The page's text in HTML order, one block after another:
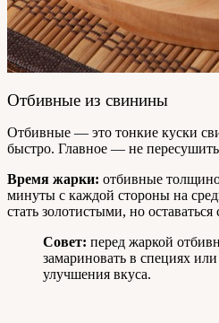
Отбивные из свинины
Отбивные — это тонкие куски
быстро. Главное — не
Время жарки: отбивные
минуты с каждой стороны на
стать золотистыми, но
Совет: перед жаркой
замариновать в специях
улучшения вкуса.